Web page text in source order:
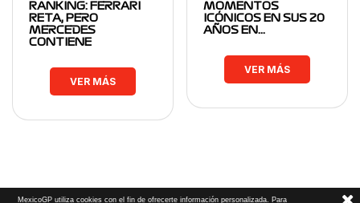
RANKING: FERRARI
RETA, PERO
MERCEDES
CONTIENE
VER MÁS
MOMENTOS
ICÓNICOS EN SUS 20
AÑOS EN…
VER MÁS
MexicoGP utiliza cookies con el fin de ofrecerte información personalizada. Para